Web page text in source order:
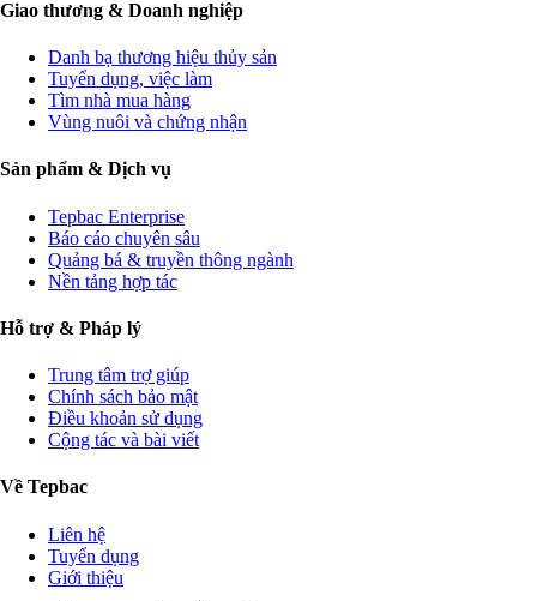
Giao thương & Doanh nghiệp
Danh bạ thương hiệu thủy sản
Tuyển dụng, việc làm
Tìm nhà mua hàng
Vùng nuôi và chứng nhận
Sản phẩm & Dịch vụ
Tepbac Enterprise
Báo cáo chuyên sâu
Quảng bá & truyền thông ngành
Nền tảng hợp tác
Hỗ trợ & Pháp lý
Trung tâm trợ giúp
Chính sách bảo mật
Điều khoản sử dụng
Cộng tác và bài viết
Về Tepbac
Liên hệ
Tuyển dụng
Giới thiệu